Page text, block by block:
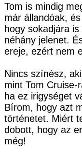
Tom is mindig
már állandóak,
hogy sokadjára
néhány jelenet.
ereje, ezért nem
Nincs színész,
mint Tom
ha ez irigységet
Bírom, hogy azt
történetet. Miért
dobott, hogy az
még!